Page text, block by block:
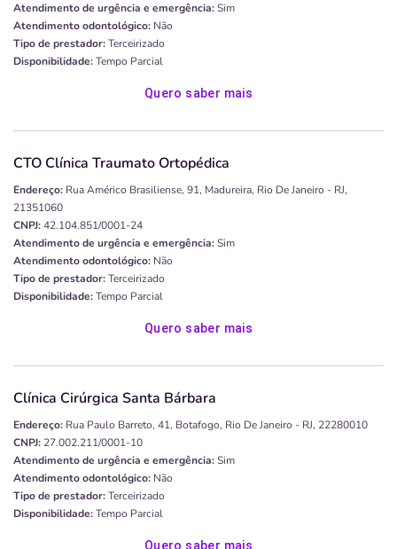
Atendimento de urgência e emergência:Sim
Atendimento odontológico: Não
Tipo de prestador:Terceirizado
Disponibilidade:Tempo Parcial
Quero saber mais
CTO Clínica Traumato Ortopédica
Endereço: Rua Américo Brasiliense, 91, Madureira, Rio De Janeiro - RJ,
21351060
CNPJ:42.104.851/0001-24
Atendimento de urgência e emergência:Sim
Atendimento odontológico: Não
Tipo de prestador:Terceirizado
Disponibilidade:Tempo Parcial
Quero saber mais
Clínica Cirúrgica Santa Bárbara
Endereço: Rua Paulo Barreto, 41, Botafogo, Rio De Janeiro - RJ, 22280010
CNPJ: 27.002.211/0001-10
Atendimento de urgência e emergência:Sim
Atendimento odontológico: Não
Tipo de prestador:Terceirizado
Disponibilidade:Tempo Parcial
Quero saber mais